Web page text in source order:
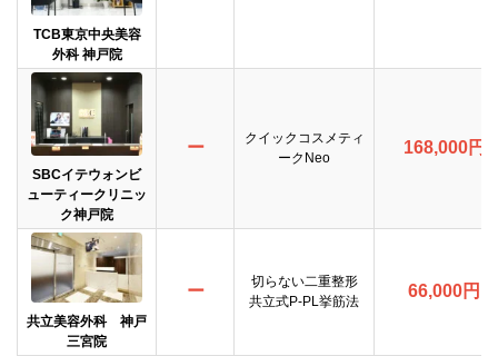
TCB東京中央美容
外科 神戸院
SBCイテウォンビ
ューティークリニッ
ク神戸院
ー
クイックコスメティ
ークNeo
168,000円
共立美容外科 神戸
三宮院
ー
切らない二重整形
共立式P-PL挙筋法
66,000円